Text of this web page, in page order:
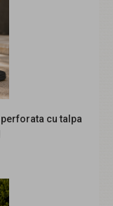
cu talpa tip
naturala.
finisati..
cu talpa